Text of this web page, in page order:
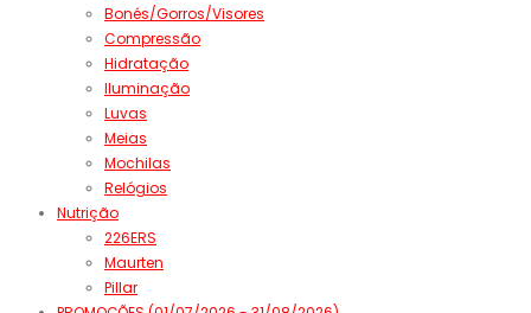
Bonés/Gorros/Visores
Compressão
Hidratação
Iluminação
Luvas
Meias
Mochilas
Relógios
Nutrição
226ERS
Maurten
Pillar